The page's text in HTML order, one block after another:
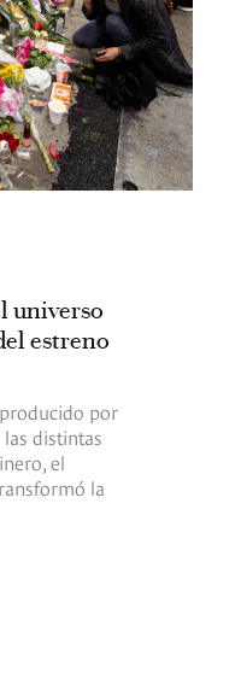
universo
estreno
por
distintas
el
la